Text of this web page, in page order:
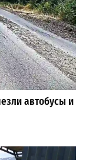
автобусы и